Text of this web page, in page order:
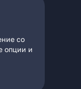
со
опции и